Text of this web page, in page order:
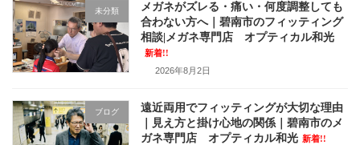
未分類
メガネがズレる・痛い・何度調整しても
合わない方へ｜碧南市のフィッティング
相談|メガネ専門店 オプティカル和光
新着!!
2026年8月2日
ブログ
遠近両用でフィッティングが大切な理由
｜見え方と掛け心地の関係｜碧南市のメ
ガネ専門店 オプティカル和光 新着!!